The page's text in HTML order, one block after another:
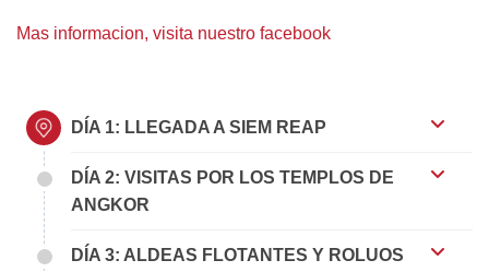
Mas informacion, visita nuestro facebook
DÍA 1: LLEGADA A SIEM REAP
DÍA 2: VISITAS POR LOS TEMPLOS DE
ANGKOR
DÍA 3: ALDEAS FLOTANTES Y ROLUOS